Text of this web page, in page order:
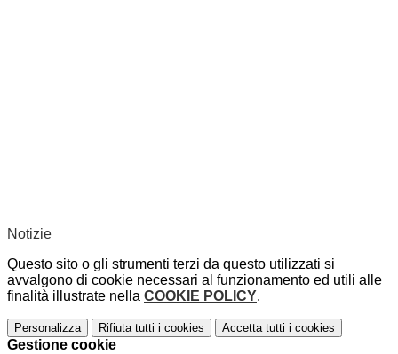
Notizie
Questo sito o gli strumenti terzi da questo utilizzati si
avvalgono di cookie necessari al funzionamento ed utili alle
finalità illustrate nella COOKIE POLICY.
Personalizza Rifiuta tutti i cookies Accetta tutti i cookies
Gestione cookie